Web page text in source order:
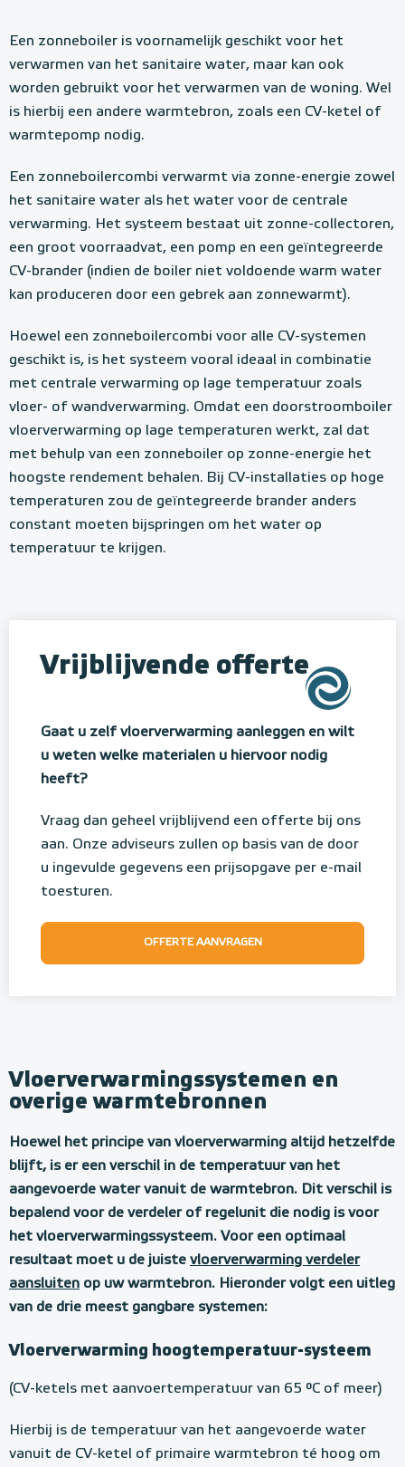
Een zonneboiler is voornamelijk geschikt voor het
verwarmen van het sanitaire water, maar kan ook
worden gebruikt voor het verwarmen van de woning. Wel
is hierbij een andere warmtebron, zoals een CV-ketel of
warmtepomp nodig.
Een zonneboilercombi verwarmt via zonne-energie zowel
het sanitaire water als het water voor de centrale
verwarming. Het systeem bestaat uit zonne-collectoren,
een groot voorraadvat, een pomp en een geïntegreerde
CV-brander (indien de boiler niet voldoende warm water
kan produceren door een gebrek aan zonnewarmt).
Hoewel een zonneboilercombi voor alle CV-systemen
geschikt is, is het systeem vooral ideaal in combinatie
met centrale verwarming op lage temperatuur zoals
vloer- of wandverwarming. Omdat een doorstroomboiler
vloerverwarming op lage temperaturen werkt, zal dat
met behulp van een zonneboiler op zonne-energie het
hoogste rendement behalen. Bij CV-installaties op hoge
temperaturen zou de geïntegreerde brander anders
constant moeten bijspringen om het water op
temperatuur te krijgen.
Vrijblijvende offerte
Gaat u zelf vloerverwarming aanleggen en wilt
u weten welke materialen u hiervoor nodig
heeft?
Vraag dan geheel vrijblijvend een offerte bij ons
aan. Onze adviseurs zullen op basis van de door
u ingevulde gegevens een prijsopgave per e-mail
toesturen.
OFFERTE AANVRAGEN
Vloerverwarmingssystemen en
overige warmtebronnen
Hoewel het principe van vloerverwarming altijd hetzelfde
blijft, is er een verschil in de temperatuur van het
aangevoerde water vanuit de warmtebron. Dit verschil is
bepalend voor de verdeler of regelunit die nodig is voor
het vloerverwarmingssysteem. Voor een optimaal
resultaat moet u de juiste vloerverwarming verdeler
aansluiten op uw warmtebron. Hieronder volgt een uitleg
van de drie meest gangbare systemen:
Vloerverwarming hoogtemperatuur-systeem
(CV-ketels met aanvoertemperatuur van 65 °C of meer)
Hierbij is de temperatuur van het aangevoerde water
vanuit de CV-ketel of primaire warmtebron té hoog om